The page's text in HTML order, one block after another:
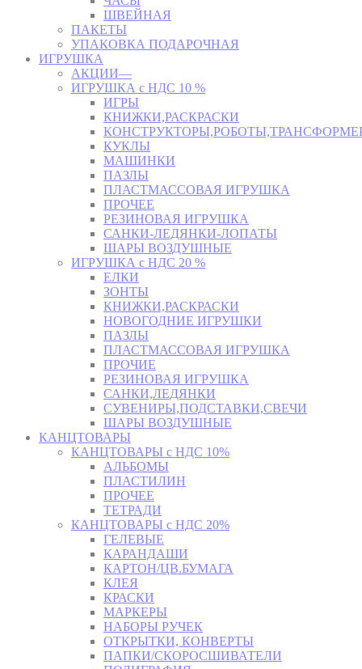
ШВЕЙНАЯ
ПАКЕТЫ
УПАКОВКА ПОДАРОЧНАЯ
ИГРУШКА
АКЦИИ—
ИГРУШКА с НДС 10 %
ИГРЫ
КНИЖКИ,РАСКРАСКИ
КУКЛЫ
МАШИНКИ
ПАЗЛЫ
ПЛАСТМАССОВАЯ ИГРУШКА
ПРОЧЕЕ
РЕЗИНОВАЯ ИГРУШКА
САНКИ-ЛЕДЯНКИ-ЛОПАТЫ
ШАРЫ ВОЗДУШНЫЕ
ИГРУШКА с НДС 20 %
ЕЛКИ
ЗОНТЫ
КНИЖКИ,РАСКРАСКИ
НОВОГОДНИЕ ИГРУШКИ
ПАЗЛЫ
ПЛАСТМАССОВАЯ ИГРУШКА
ПРОЧИЕ
РЕЗИНОВАЯ ИГРУШКА
САНКИ,ЛЕДЯНКИ
СУВЕНИРЫ,ПОДСТАВКИ,СВЕЧИ
ШАРЫ ВОЗДУШНЫЕ
КАНЦТОВАРЫ
КАНЦТОВАРЫ с НДС 10%
АЛЬБОМЫ
ПЛАСТИЛИН
ПРОЧЕЕ
ТЕТРАДИ
КАНЦТОВАРЫ с НДС 20%
ГЕЛЕВЫЕ
КАРАНДАШИ
КАРТОН/ЦВ.БУМАГА
КЛЕЯ
КРАСКИ
МАРКЕРЫ
НАБОРЫ РУЧЕК
ОТКРЫТКИ, КОНВЕРТЫ
ПАПКИ/СКОРОСШИВАТЕЛИ